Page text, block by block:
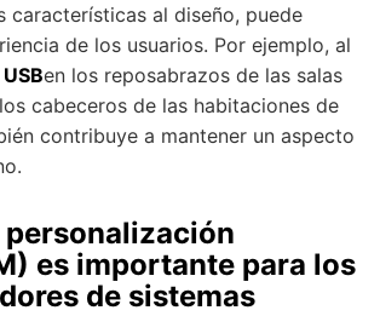
características al diseño, puede
de los usuarios. Por ejemplo, al
en los reposabrazos de las salas
cabeceros de las habitaciones de
contribuye a mantener un aspecto
personalización
es importante para los
de sistemas